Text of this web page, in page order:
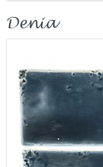
Denia